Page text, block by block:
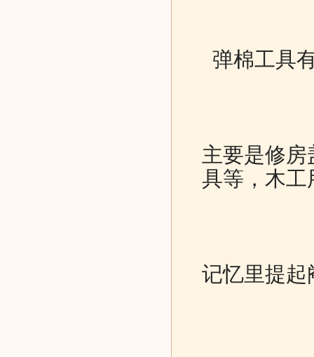
弹棉工具
主要是修
具等，木工
记忆里提起